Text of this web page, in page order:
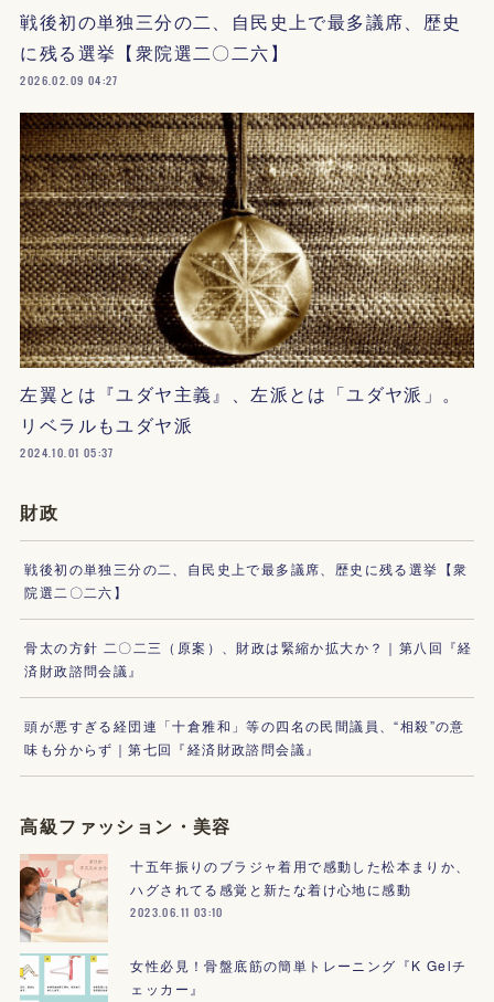
戦後初の単独三分の二、自民史上で最多議席、歴史
に残る選挙【衆院選二〇二六】
2026.02.09 04:27
左翼とは『ユダヤ主義』、左派とは「ユダヤ派」。
リベラルもユダヤ派
2024.10.01 05:37
財政
戦後初の単独三分の二、自民史上で最多議席、歴史に残る選挙【衆
院選二〇二六】
骨太の方針 二〇二三（原案）、財政は緊縮か拡大か？｜第八回『経
済財政諮問会議』
頭が悪すぎる経団連「十倉雅和」等の四名の民間議員、“相殺”の意
味も分からず｜第七回『経済財政諮問会議』
高級ファッション・美容
十五年振りのブラジャ着用で感動した松本まりか、
ハグされてる感覚と新たな着け心地に感動
2023.06.11 03:10
女性必見！骨盤底筋の簡単トレーニング『K Gelチ
ェッカー』